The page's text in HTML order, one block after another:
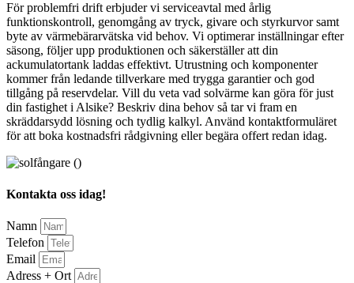
För problemfri drift erbjuder vi serviceavtal med årlig
funktionskontroll, genomgång av tryck, givare och styrkurvor samt
byte av värmebärarvätska vid behov. Vi optimerar inställningar efter
säsong, följer upp produktionen och säkerställer att din
ackumulatortank laddas effektivt. Utrustning och komponenter
kommer från ledande tillverkare med trygga garantier och god
tillgång på reservdelar. Vill du veta vad solvärme kan göra för just
din fastighet i Alsike? Beskriv dina behov så tar vi fram en
skräddarsydd lösning och tydlig kalkyl. Använd kontaktformuläret
för att boka kostnadsfri rådgivning eller begära offert redan idag.
Kontakta oss idag!
Namn
Telefon
Email
Adress + Ort